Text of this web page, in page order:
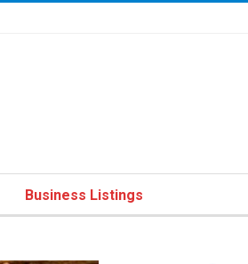
Business Listings